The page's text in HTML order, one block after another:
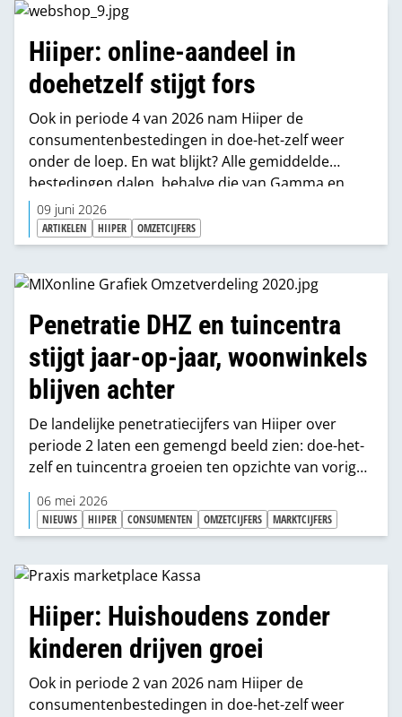
Hiiper: online-aandeel in
doehetzelf stijgt fors
Ook in periode 4 van 2026 nam Hiiper de
consumentenbestedingen in doe-het-zelf weer
onder de loep. En wat blijkt? Alle gemiddelde
bestedingen dalen, behalve die van Gamma en
Hubo. En huishoudens zónder kinderen lijken
actiever bezig te zijn dan vorig jaar met
verbeteringen aan en om het huis.
09 juni 2026
ARTIKELEN HIIPER OMZETCIJFERS
Penetratie DHZ en tuincentra
stijgt jaar-op-jaar, woonwinkels
blijven achter
De landelijke penetratiecijfers van Hiiper over
periode 2 laten een gemengd beeld zien: doe-het-
zelf en tuincentra groeien ten opzichte van vorig
jaar, maar woonwinkels verliezen terrein.
06 mei 2026
NIEUWS HIIPER CONSUMENTEN OMZETCIJFERS MARKTCIJFERS
Hiiper: Huishoudens zonder
kinderen drijven groei
Ook in periode 2 van 2026 nam Hiiper de
consumenten­bestedingen in doe-het-zelf weer